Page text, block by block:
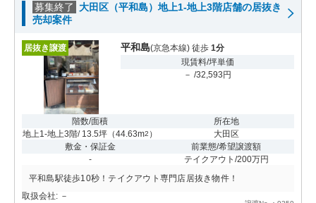
募集終了
大田区（平和島）地上1-地上3階店舗の居抜き
売却案件
居抜き譲渡 平和島(京急本線) 徒歩 1分
現賃料/坪単価
－ /32,593円
階数/面積
地上1-地上3階/ 13.5坪 （44.63m2 ）
所在地
大田区
敷金・保証金
-
前業態/希望譲渡額
テイクアウト/200万円
平和島駅徒歩10秒！テイクアウト専門店居抜き物件！
取扱会社: －